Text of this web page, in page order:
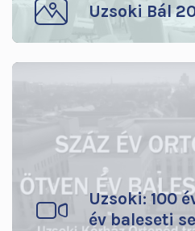
Uzsoki Bál
Uzsoki: 100
év baleseti